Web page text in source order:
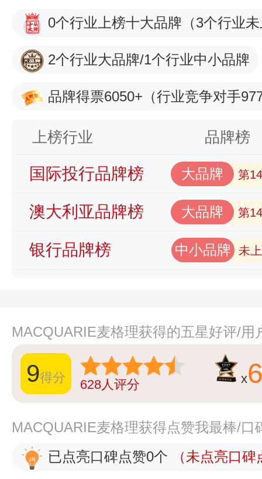
0个行业上榜十大品牌 （3个行业
2个行业大品牌/1个行业中小品牌
品牌得票6050+ （行业竞争对手
上榜行业 品牌榜
国际投行品牌榜 大品牌 第
澳大利亚品牌榜 大品牌 第
银行品牌榜 中小品牌 未
MACQUARIE麦格理获得的五星好评/用
9得分 628人评分 x
MACQUARIE麦格理获得点赞我最棒/口
已点亮口碑点赞0个
（未点亮口